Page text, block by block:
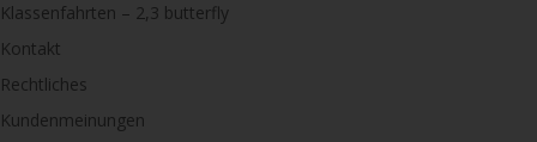
Klassenfahrten – 2,3 butterfly
Kontakt
Rechtliches
Kundenmeinungen